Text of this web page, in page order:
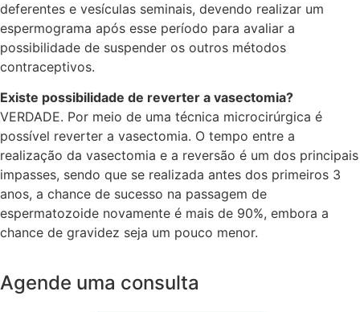
deferentes e vesículas seminais, devendo realizar um
espermograma após esse período para avaliar a
possibilidade de suspender os outros métodos
contraceptivos.
Existe possibilidade de reverter a vasectomia?
VERDADE. Por meio de uma técnica microcirúrgica é
possível reverter a vasectomia. O tempo entre a
realização da vasectomia e a reversão é um dos principais
impasses, sendo que se realizada antes dos primeiros 3
anos, a chance de sucesso na passagem de
espermatozoide novamente é mais de 90%, embora a
chance de gravidez seja um pouco menor.
Agende uma consulta